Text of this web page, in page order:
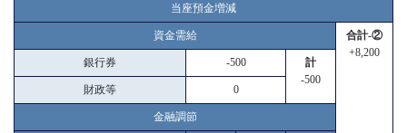
当座預金増減
資金需給
合計-②
+8,200
銀行券 -500
計
-500
財政等 0
金融調節